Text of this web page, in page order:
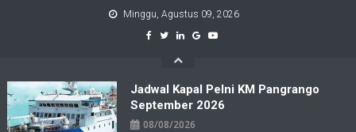
Minggu, Agustus 09, 2026
Jadwal Kapal Pelni KM Pangrango
September 2026
08/08/2026